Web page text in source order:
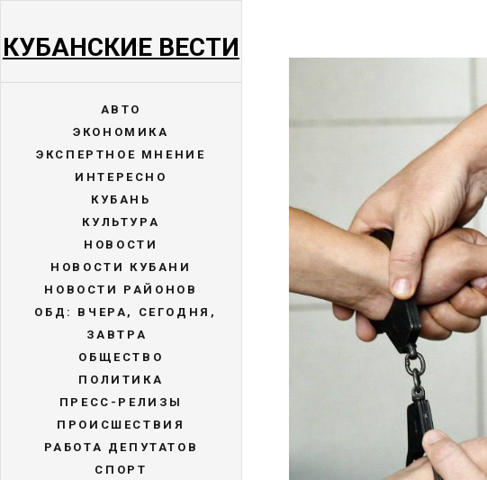
КУБАНСКИЕ ВЕСТИ
АВТО
ЭКОНОМИКА
ЭКСПЕРТНОЕ МНЕНИЕ
ИНТЕРЕСНО
КУБАНЬ
КУЛЬТУРА
НОВОСТИ
НОВОСТИ КУБАНИ
НОВОСТИ РАЙОНОВ
ОБД: ВЧЕРА, СЕГОДНЯ,
ЗАВТРА
ОБЩЕСТВО
ПОЛИТИКА
ПРЕСС-РЕЛИЗЫ
ПРОИСШЕСТВИЯ
РАБОТА ДЕПУТАТОВ
СПОРТ